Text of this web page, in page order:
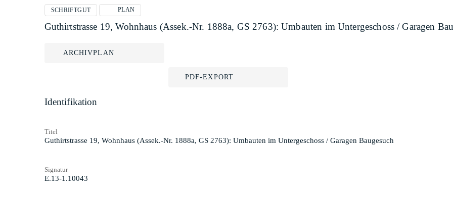
SCHRIFTGUT PLAN
Guthirtstrasse 19, Wohnhaus (Assek.-Nr. 1888a, GS 2763): Umbauten im Untergeschoss / Garagen
ARCHIVPLAN
PDF-EXPORT
Identifikation
Titel
Guthirtstrasse 19, Wohnhaus (Assek.-Nr. 1888a, GS 2763): Umbauten im Untergeschoss / Garagen Baugesuch
Signatur
E.13-1.10043